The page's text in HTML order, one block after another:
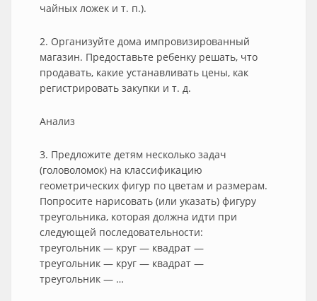
чайных ложек и т. п.).
2. Организуйте дома импровизированный
магазин. Предоставьте ребенку решать, что
продавать, какие устанавливать цены, как
регистрировать закупки и т. д.
Анализ
3. Предложите детям несколько задач
(головоломок) на классификацию
геометрических фигур по цветам и размерам.
Попросите нарисовать (или указать) фигуру
треугольника, которая должна идти при
следующей последовательности:
треугольник — круг — квадрат —
треугольник — круг — квадрат —
треугольник — …